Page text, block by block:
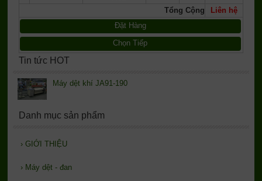
Tổng Cộng
Liên hệ
Đặt Hàng
Chọn Tiếp
Tin tức HOT
Máy dệt khí JA91-190
Danh mục sản phẩm
› GIỚI THIỆU
› Máy dệt - đan